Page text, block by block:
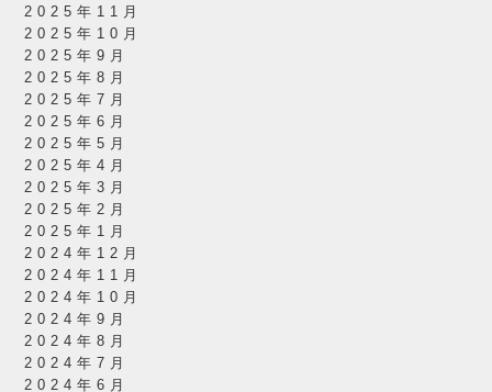
2025年11月
2025年10月
2025年9月
2025年8月
2025年7月
2025年6月
2025年5月
2025年4月
2025年3月
2025年2月
2025年1月
2024年12月
2024年11月
2024年10月
2024年9月
2024年8月
2024年7月
2024年6月